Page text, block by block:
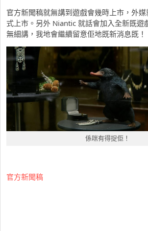
官方新聞稿就無講到遊戲會幾時上市，外
式上市。另外 Niantic 就話會加入全新既遊
無細講，我地會繼續留意佢地既新消息既！
係咪有得捉佢！
官方新聞稿